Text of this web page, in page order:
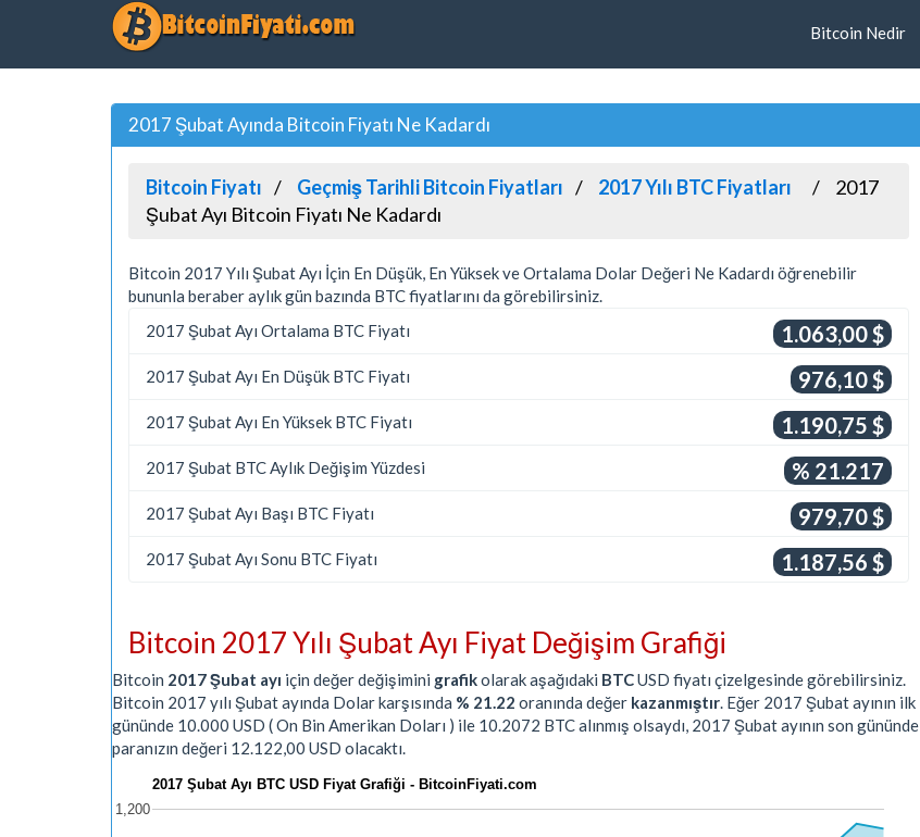
Bitcoin Nedir
2017 Şubat Ayında Bitcoin Fiyatı Ne Kadardı
Bitcoin Fiyatı Geçmiş Tarihli Bitcoin Fiyatları 2017 Yılı BTC Fiyatları
2017
Şubat Ayı Bitcoin Fiyatı Ne Kadardı
Bitcoin 2017 Yılı Şubat Ayı İçin En Düşük, En Yüksek ve Ortalama Dolar Değeri Ne Kadardı öğrenebilir
bununla beraber aylık gün bazında BTC fiyatlarını da görebilirsiniz.
1.063,00 $
2017 Şubat Ayı Ortalama BTC Fiyatı
976,10 $
2017 Şubat Ayı En Düşük BTC Fiyatı
1.190,75 $
2017 Şubat Ayı En Yüksek BTC Fiyatı
% 21.217
2017 Şubat BTC Aylık Değişim Yüzdesi
979,70 $
2017 Şubat Ayı Başı BTC Fiyatı
1.187,56 $
2017 Şubat Ayı Sonu BTC Fiyatı
Bitcoin 2017 Yılı Şubat Ayı Fiyat Değişim Grafiği
Bitcoin 2017 Şubat ayı için değer değişimini grafikolarak aşağıdaki BTCUSD fiyatı çizelgesinde görebilirsiniz.
Bitcoin 2017 yılı Şubat ayında Dolar karşısında % 21.22 oranında değer kazanmıştır. Eğer 2017 Şubat ayının ilk
gününde 10.000 USD ( On Bin Amerikan Doları ) ile 10.2072 BTC alınmış olsaydı, 2017 Şubat ayının son gününde
paranızın değeri 12.122,00 USD olacaktı.
2017 Şubat Ayı BTC USD Fiyat Grafiği - BitcoinFiyati.com
1,200